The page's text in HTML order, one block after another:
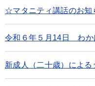
☆マタニティ講話のお
令和６年５月14日 わか
新成人（二十歳）による